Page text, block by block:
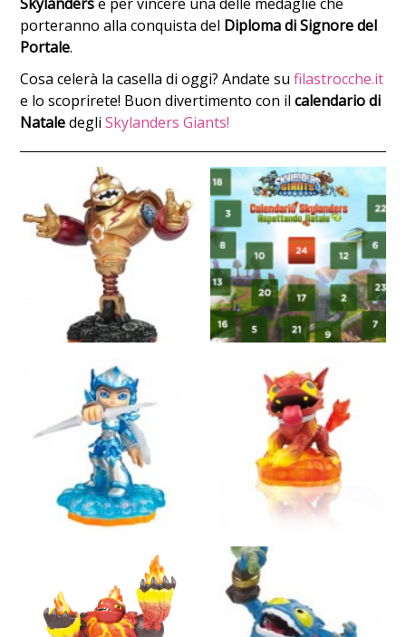
Skylanderse per vincere una delle medaglie che
porteranno alla conquista del Diploma di Signore del
Portale.
Cosa celerà la casella di oggi? Andate su filastrocche.it
e lo scoprirete! Buon divertimento con ilcalendario di
Nataledegli Skylanders Giants!